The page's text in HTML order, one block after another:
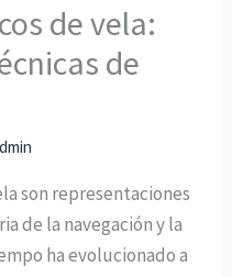
de vela:
de
son representaciones
de la navegación y la
ha evolucionado a